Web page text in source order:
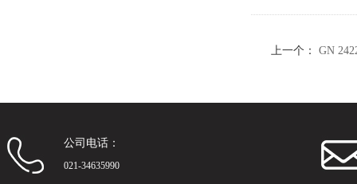
上一个： GN
公司电话：
021-34635990